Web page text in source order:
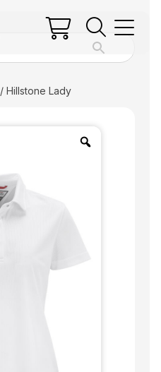
/ Hillstone Lady